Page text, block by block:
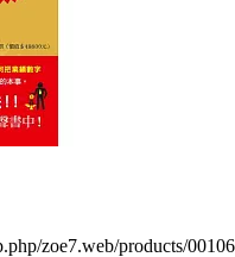
zoe7.web/products/